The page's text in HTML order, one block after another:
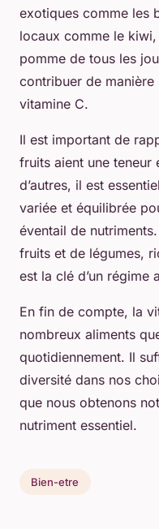
exotiques comme les
locaux comme le
pomme de tous les
contribuer de
vitamine C.
Il est important de
fruits aient une teneur
d’autres, il est
variée et équilibrée
éventail de
fruits et de légumes,
est la clé d’un régime
En fin de compte, la
nombreux aliments
quotidiennement. Il
diversité dans nos
que nous obtenons
nutriment essentiel.
Bien-etre